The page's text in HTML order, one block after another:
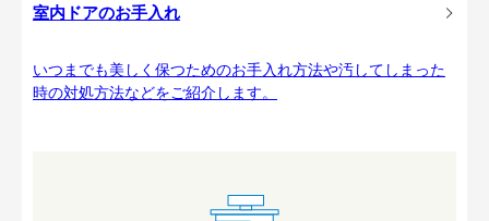
室内ドアのお手入れ
いつまでも美しく保つためのお手入れ方法や汚してしまった
時の対処方法などをご紹介します。